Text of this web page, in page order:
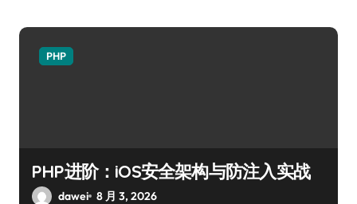
PHP
PHP进阶：iOS安全架构与防注入实战
dawei 8 月 3, 2026